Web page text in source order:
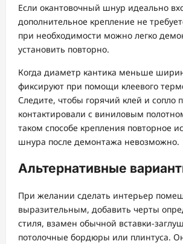
Если окантовочный шнур идеально
дополнительное крепление не
при необходимости можно легко
установить повторно.
Когда диаметр кантика меньше
фиксируют при помощи клеевого
Следите, чтобы горячий клей и сопло
контактировали с виниловым
таком способе крепления повторное
шнура после демонтажа невозможно.
Альтернативные
При желании сделать интерьер
выразительным, добавить черты
стиля, взамен обычной вставки-
потолочные бордюры или плинтуса.